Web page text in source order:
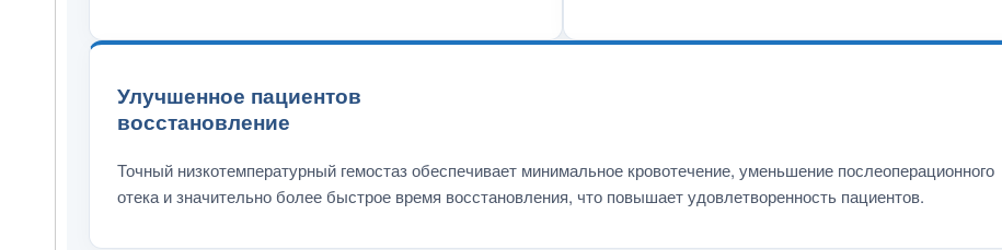
Улучшенное пациентов
восстановление
Точный низкотемпературный гемостаз обеспечивает минимальное кровотечение, уменьшение послеоперационного
отека и значительно более быстрое время восстановления, что повышает удовлетворенность пациентов.